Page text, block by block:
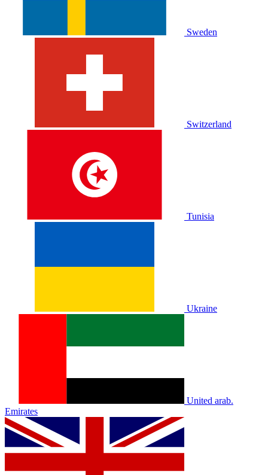
Sweden
Switzerland
Tunisia
Ukraine
United arab.
Emirates